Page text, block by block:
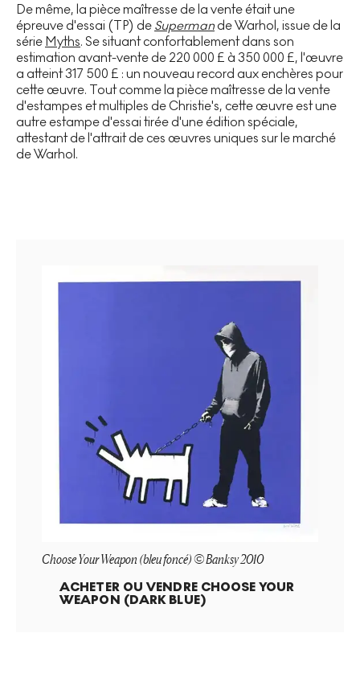
De même, la pièce maîtresse de la vente était une
épreuve d'essai (TP) de Superman de Warhol, issue de la
série Myths. Se situant confortablement dans son
estimation avant-vente de 220 000 £ à 350 000 £, l'œuvre
a atteint 317 500 £ : un nouveau record aux enchères pour
cette œuvre. Tout comme la pièce maîtresse de la vente
d'estampes et multiples de Christie's, cette œuvre est une
autre estampe d'essai tirée d'une édition spéciale,
attestant de l'attrait de ces œuvres uniques sur le marché
de Warhol.
Choose Your Weapon (bleu foncé) © Banksy 2010
ACHETER OU VENDRE CHOOSE YOUR
WEAPON (DARK BLUE)